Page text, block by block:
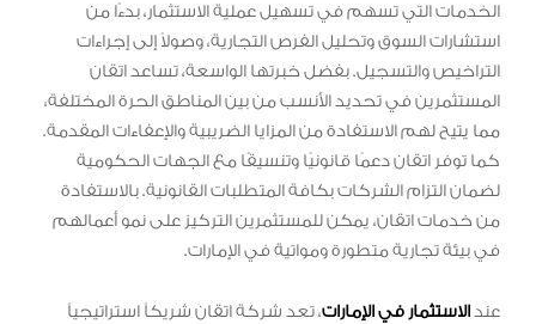
الخدمات التي تسهم في تسهيل عملية الاستثمار، بدءًا من
استشارات السوق وتحليل الفرص التجارية، وصولاً إلى إجراءات
التراخيص والتسجيل. بفضل خبرتها الواسعة، تساعد اتقان
المستثمرين في تحديد الأنسب من بين المناطق الحرة المختلفة،
مما يتيح لهم الاستفادة من المزايا الضريبية والإعفاءات المقدمة.
كما توفر اتقان دعمًا قانونيًا وتنسيقًا مع الجهات الحكومية
لضمان التزام الشركات بكافة المتطلبات القانونية. بالاستفادة
من خدمات اتقان، يمكن للمستثمرين التركيز على نمو أعمالهم
في بيئة تجارية متطورة ومواتية في الإمارات.
عندالاستثمار في الإمارات، تعد شركة اتقان شريكاً استراتيجياً